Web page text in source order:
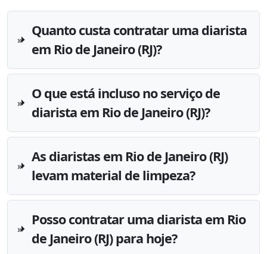
Quanto custa contratar uma diarista
em Rio de Janeiro (RJ)?
O que está incluso no serviço de
diarista em Rio de Janeiro (RJ)?
As diaristas em Rio de Janeiro (RJ)
levam material de limpeza?
Posso contratar uma diarista em Rio
de Janeiro (RJ) para hoje?